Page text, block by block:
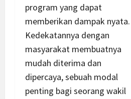
program yang dapat
memberikan dampak nyata.
Kedekatannya dengan
masyarakat membuatnya
mudah diterima dan
dipercaya, sebuah modal
penting bagi seorang wakil